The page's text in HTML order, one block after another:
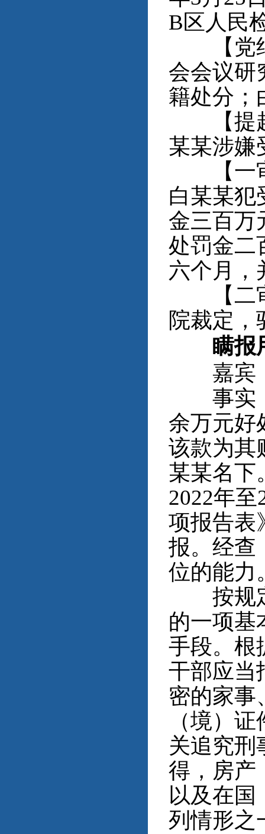
B区人民
【党纪
会会议研
籍处分；
【提起
某某涉嫌
【一审
白某某犯
金三百万
处罚金二
六个月，
【二审
院裁定，
瞒报用
嘉宾
事实：
余万元好
该款为其
某某名下
2022年
项报告表
报。经查
位的能力
按规定
的一项基
手段。根
干部应当
密的家事
（境）
关追究刑
得，房产
以及在国
列情形之